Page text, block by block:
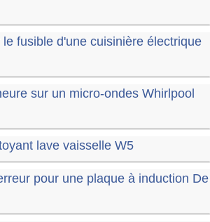
fusible d'une cuisinière électrique
sur un micro-ondes Whirlpool
lave vaisselle W5
pour une plaque à induction De